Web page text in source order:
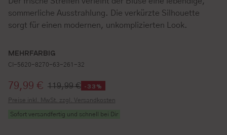
sommerliche Ausstrahlung. Die verkürzte Silhouette
sorgt für einen modernen, unkomplizierten Look.
MEHRFARBIG
CI-5620-8270-63-261-32
Verkaufspreis:
79,99 € 119,99 € -33%
Preise inkl. MwSt. zzgl. Versandkosten
Sofort versandfertig und schnell bei Dir